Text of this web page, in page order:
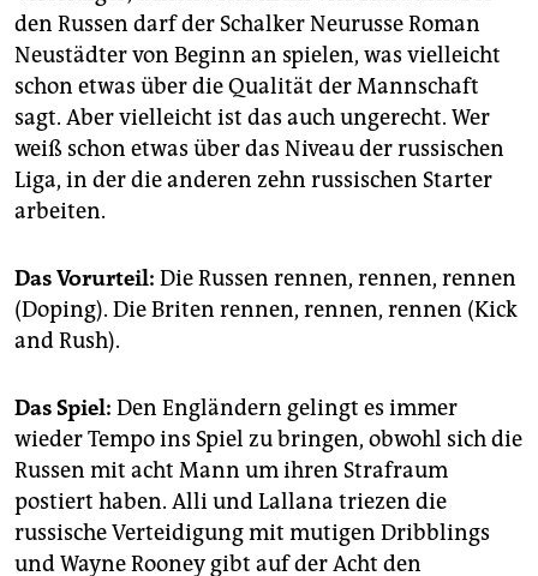
den Russen darf der Schalker Neurusse Roman
Neustädter von Beginn an spielen, was vielleicht
schon etwas über die Qualität der Mannschaft
sagt. Aber vielleicht ist das auch ungerecht. Wer
weiß schon etwas über das Niveau der russischen
Liga, in der die anderen zehn russischen Starter
arbeiten.
Das Vorurteil: Die Russen rennen, rennen, rennen
(Doping). Die Briten rennen, rennen, rennen (Kick
and Rush).
Das Spiel: Den Engländern gelingt es immer
wieder Tempo ins Spiel zu bringen, obwohl sich die
Russen mit acht Mann um ihren Strafraum
postiert haben. Alli und Lallana triezen die
russische Verteidigung mit mutigen Dribblings
und Wayne Rooney gibt auf der Acht den